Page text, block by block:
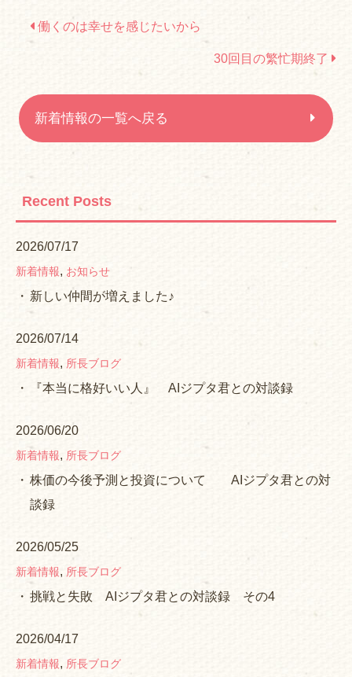
働くのは幸せを感じたいから
30回目の繁忙期終了
新着情報の一覧へ戻る
Recent Posts
2026/07/17
新着情報, お知らせ
新しい仲間が増えました♪
2026/07/14
新着情報, 所長ブログ
『本当に格好いい人』 AIジプタ君との対談録
2026/06/20
新着情報, 所長ブログ
株価の今後予測と投資について AIジプタ君との対
談録
2026/05/25
新着情報, 所長ブログ
挑戦と失敗 AIジプタ君との対談録 その4
2026/04/17
新着情報, 所長ブログ